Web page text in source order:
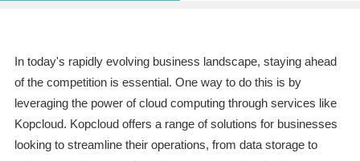
In today's rapidly evolving business landscape, staying ahead
of the competition is essential. One way to do this is by
leveraging the power of cloud computing through services like
Kopcloud. Kopcloud offers a range of solutions for businesses
looking to streamline their operations, from data storage to